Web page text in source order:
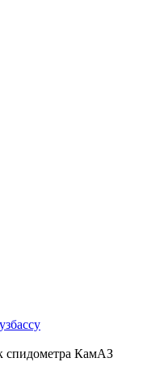
спидометра КамАЗ